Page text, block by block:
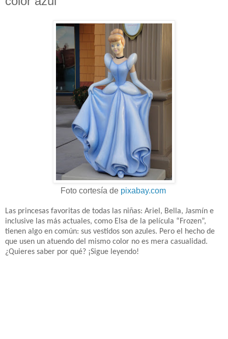
Foto cortesía de pixabay.com
Las princesas favoritas de todas las niñas: Ariel, Bella, Jasmín e
inclusive las más actuales, como Elsa de la película “Frozen”,
tienen algo en común: sus vestidos son azules. Pero el hecho de
que usen un atuendo del mismo color no es mera casualidad.
¿Quieres saber por qué? ¡Sigue leyendo!